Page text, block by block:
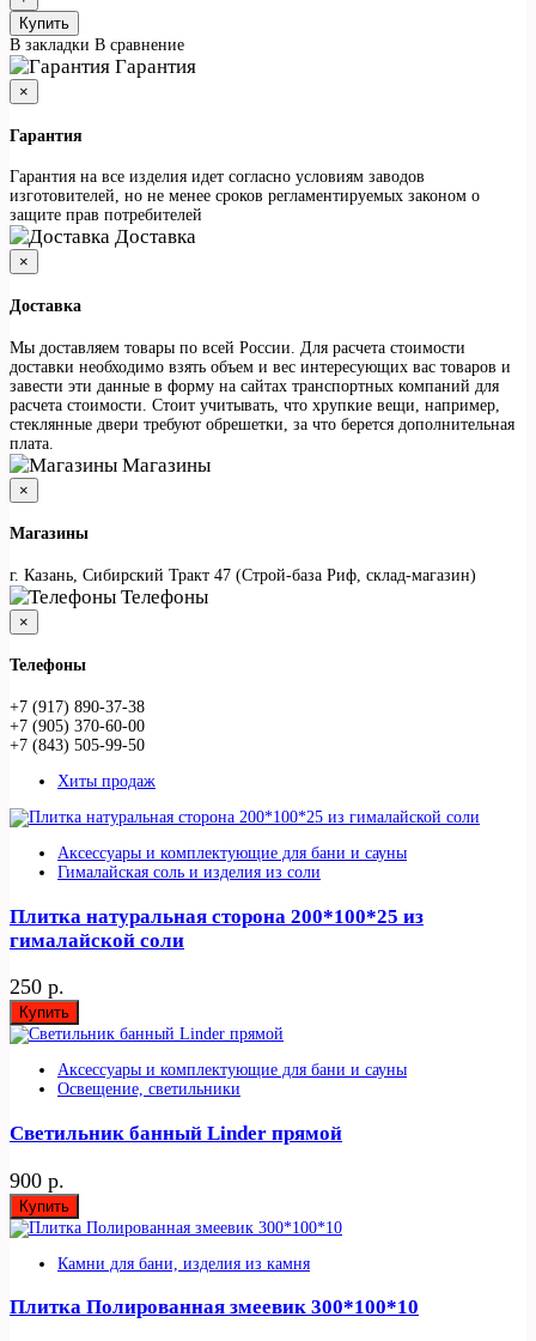
Купить
В закладки В сравнение
Гарантия
×
Гарантия
Гарантия на все изделия идет согласно условиям заводов
изготовителей, но не менее сроков регламентируемых законом о
защите прав потребителей
Доставка
×
Доставка
Мы доставляем товары по всей России. Для расчета стоимости
доставки необходимо взять объем и вес интересующих вас товаров и
завести эти данные в форму на сайтах транспортных компаний для
расчета стоимости. Стоит учитывать, что хрупкие вещи, например,
стеклянные двери требуют обрешетки, за что берется дополнительная
плата.
Магазины
×
Магазины
г. Казань, Сибирский Тракт 47 (Строй-база Риф, склад-магазин)
Телефоны
×
Телефоны
+7 (917) 890-37-38
+7 (905) 370-60-00
+7 (843) 505-99-50
Хиты продаж
Аксессуары и комплектующие для бани и сауны
Гималайская соль и изделия из соли
Плитка натуральная сторона 200*100*25 из
гималайской соли
250 р.
Купить
Аксессуары и комплектующие для бани и сауны
Освещение, светильники
Светильник банный Linder прямой
900 р.
Купить
Камни для бани, изделия из камня
Плитка Полированная змеевик 300*100*10